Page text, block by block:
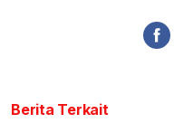
Berita Terkait